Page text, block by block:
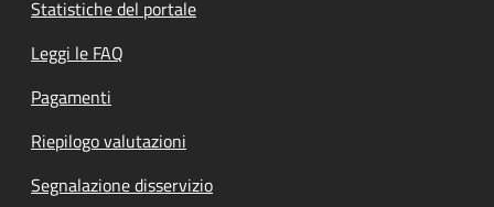
Statistiche del portale
Leggi le FAQ
Pagamenti
Riepilogo valutazioni
Segnalazione disservizio